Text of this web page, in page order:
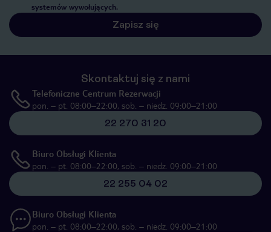
systemów wywołujących.
Zapisz się
Skontaktuj się z nami
Telefoniczne Centrum Rezerwacji
pon. – pt. 08:00–22:00, sob. – niedz. 09:00–21:00
22 270 31 20
Biuro Obsługi Klienta
pon. – pt. 08:00–22:00, sob. – niedz. 09:00–21:00
22 255 04 02
Biuro Obsługi Klienta
pon. – pt. 08:00–22:00, sob. – niedz. 09:00–21:00